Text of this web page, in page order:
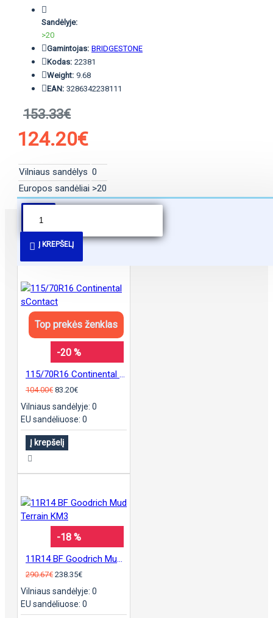
Sandėlyje:
>20
Gamintojas: BRIDGESTONE
Kodas: 22381
Weight: 9.68
EAN: 3286342238111
153.33€
124.20€
Vilniaus sandėlys 0
Europos sandėliai >20
Į KREPŠELĮ
PANAŠŪS PASIŪLYMAI
Top prekės ženklas
-20 %
104.00€ 83.20€
Vilniaus sandėlyje: 0
EU sandėliuose: 0
Į krepšelį
-18 %
290.67€ 238.35€
Vilniaus sandėlyje: 0
EU sandėliuose: 0